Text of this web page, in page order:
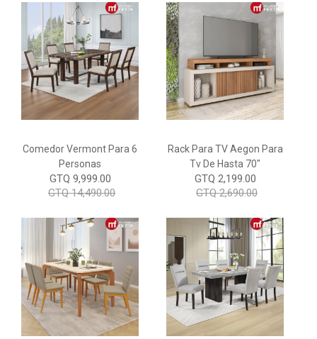
Comedor Vermont Para 6
Personas
GTQ 9,999.00
GTQ 14,490.00
Rack Para TV Aegon Para
Tv De Hasta 70"
GTQ 2,199.00
GTQ 2,690.00